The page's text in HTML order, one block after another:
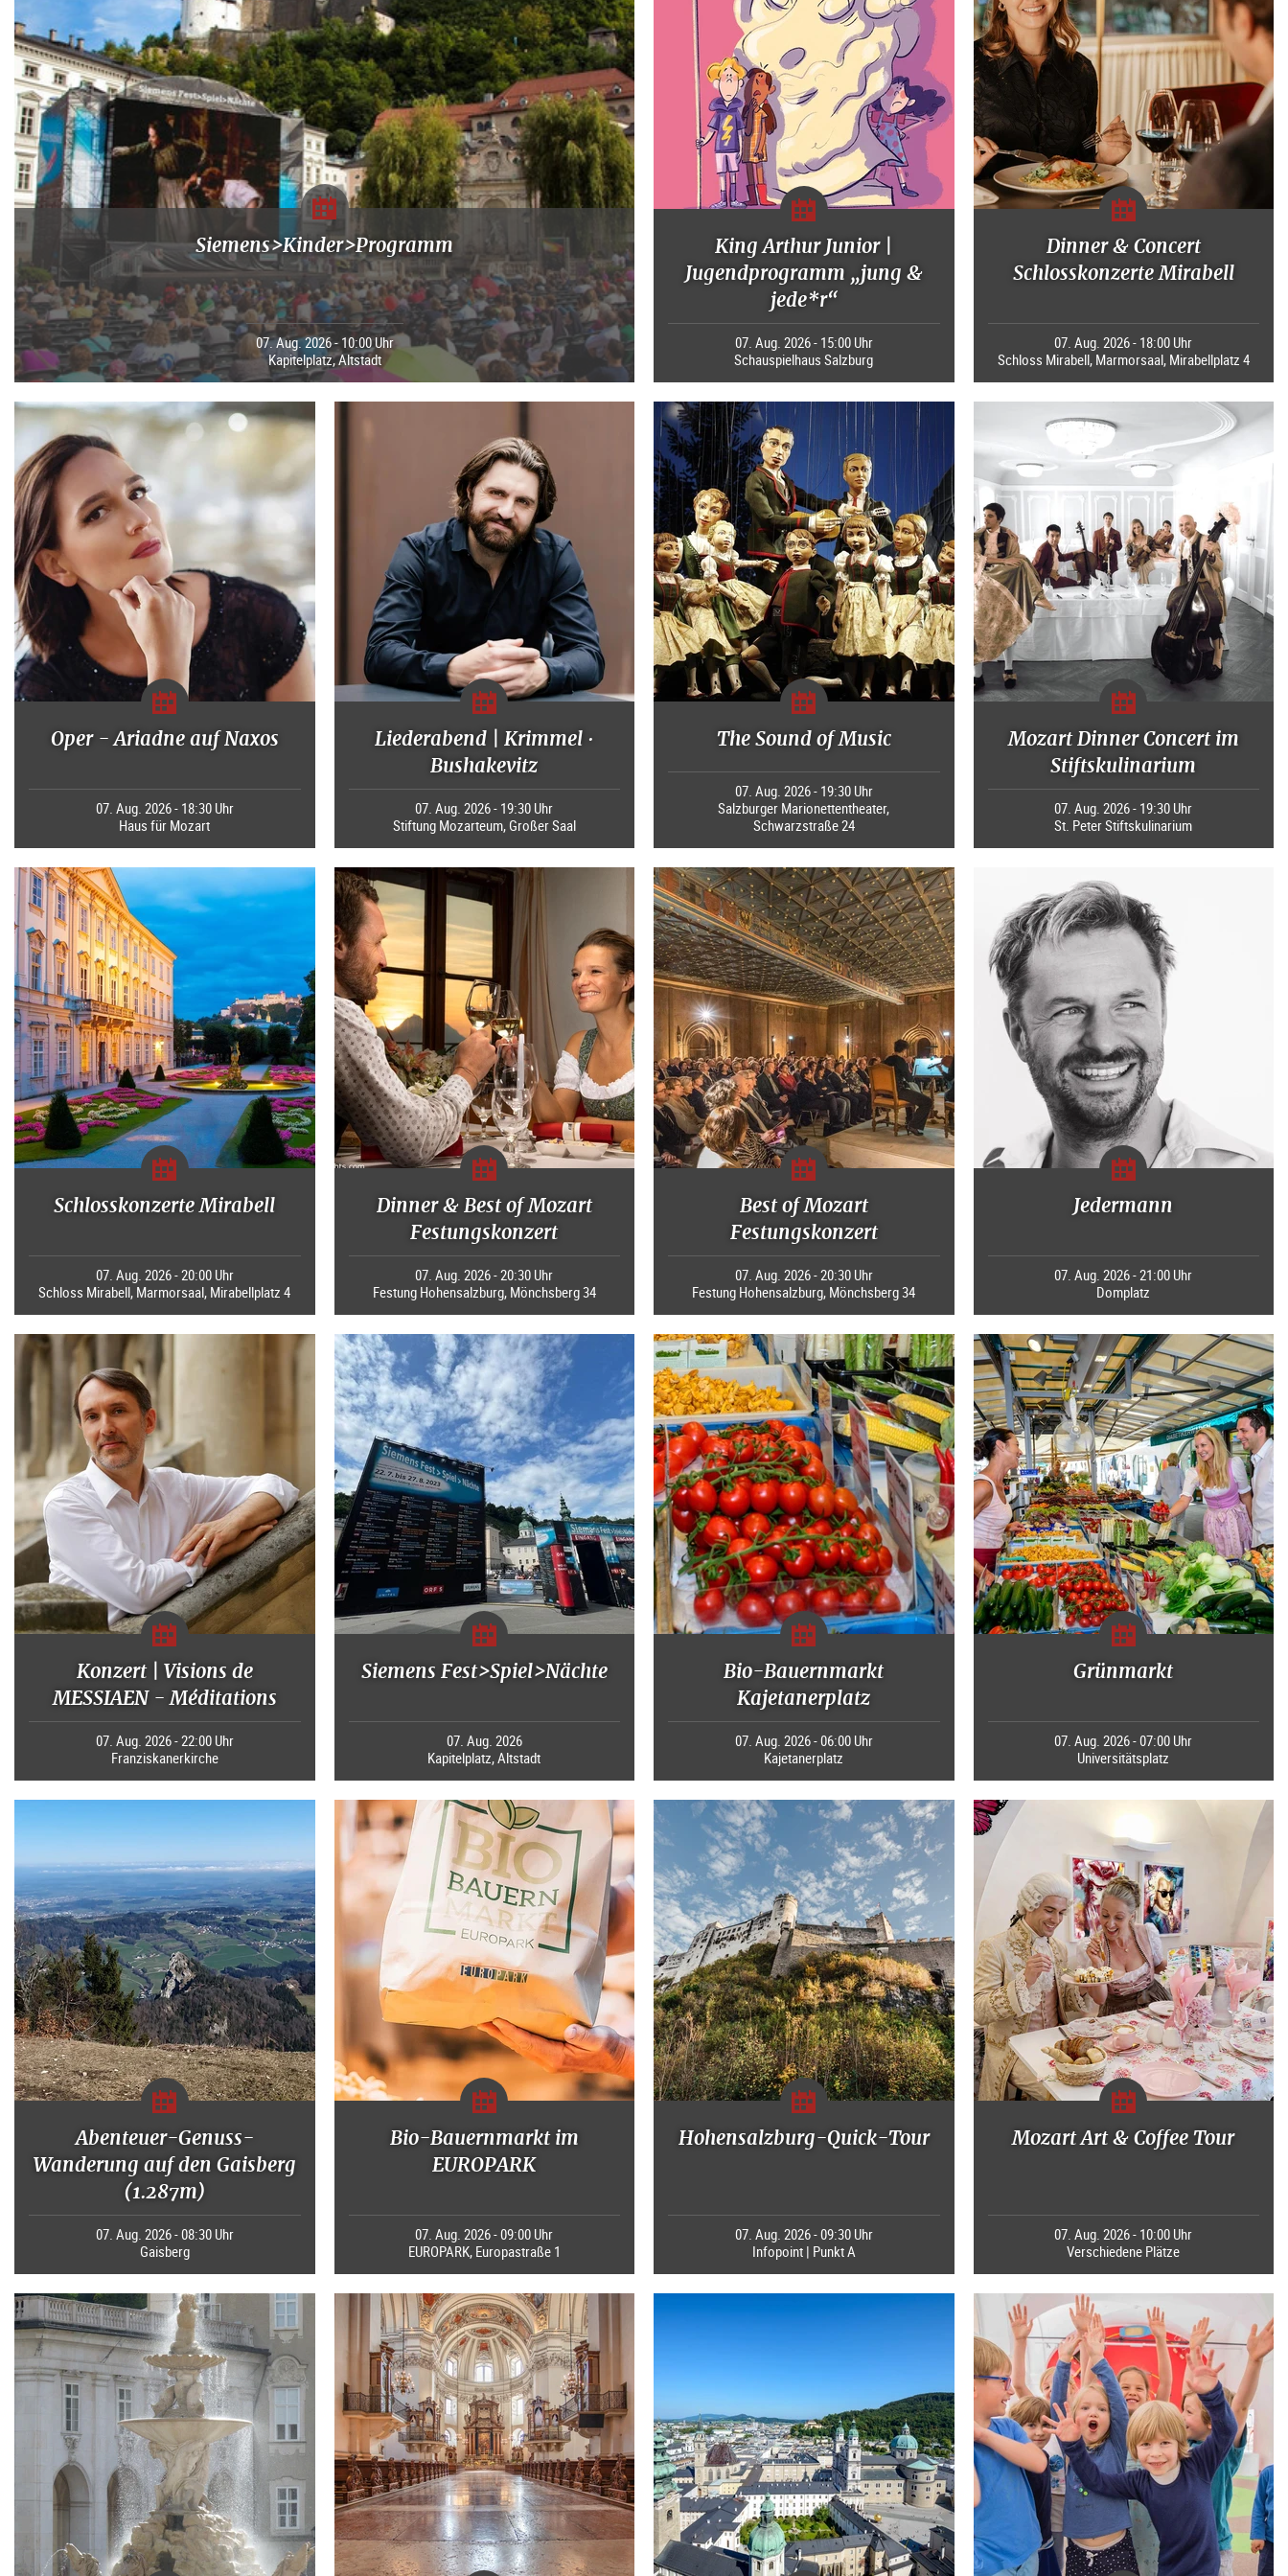
Siemens>Kinder>Programm
07. Aug. 2026 - 10:00 Uhr
Kapitelplatz, Altstadt
King Arthur Junior |
Jugendprogramm „jung &
jede*r“
07. Aug. 2026 - 15:00 Uhr
Schauspielhaus Salzburg
Dinner & Concert
Schlosskonzerte Mirabell
07. Aug. 2026 - 18:00 Uhr
Schloss Mirabell, Marmorsaal, Mirabellplatz 4
Oper - Ariadne auf Naxos
07. Aug. 2026 - 18:30 Uhr
Haus für Mozart
Liederabend | Krimmel ·
Bushakevitz
07. Aug. 2026 - 19:30 Uhr
Stiftung Mozarteum, Großer Saal
The Sound of Music
07. Aug. 2026 - 19:30 Uhr
Salzburger Marionettentheater,
Schwarzstraße 24
Mozart Dinner Concert im
Stiftskulinarium
07. Aug. 2026 - 19:30 Uhr
St. Peter Stiftskulinarium
Schlosskonzerte Mirabell
07. Aug. 2026 - 20:00 Uhr
Schloss Mirabell, Marmorsaal, Mirabellplatz 4
Dinner & Best of Mozart
Festungskonzert
07. Aug. 2026 - 20:30 Uhr
Festung Hohensalzburg, Mönchsberg 34
Best of Mozart
Festungskonzert
07. Aug. 2026 - 20:30 Uhr
Festung Hohensalzburg, Mönchsberg 34
Jedermann
07. Aug. 2026 - 21:00 Uhr
Domplatz
Konzert | Visions de
MESSIAEN - Méditations
07. Aug. 2026 - 22:00 Uhr
Franziskanerkirche
Siemens Fest>Spiel>Nächte
07. Aug. 2026
Kapitelplatz, Altstadt
Bio-Bauernmarkt
Kajetanerplatz
07. Aug. 2026 - 06:00 Uhr
Kajetanerplatz
Grünmarkt
07. Aug. 2026 - 07:00 Uhr
Universitätsplatz
Abenteuer-Genuss-
Wanderung auf den Gaisberg
(1.287m)
07. Aug. 2026 - 08:30 Uhr
Gaisberg
Bio-Bauernmarkt im
EUROPARK
07. Aug. 2026 - 09:00 Uhr
EUROPARK, Europastraße 1
Hohensalzburg-Quick-Tour
07. Aug. 2026 - 09:30 Uhr
Infopoint | Punkt A
Mozart Art & Coffee Tour
07. Aug. 2026 - 10:00 Uhr
Verschiedene Plätze